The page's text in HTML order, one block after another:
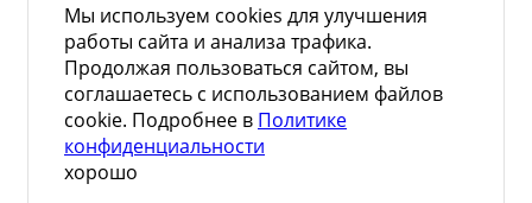
Мы используем cookies для улучшения
работы сайта и анализа трафика.
Продолжая пользоваться сайтом, вы
соглашаетесь с использованием файлов
cookie. Подробнее в Политике
конфиденциальности
хорошо